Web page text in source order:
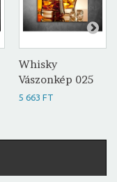
Whisky
Vászonkép 025
5 663 FT